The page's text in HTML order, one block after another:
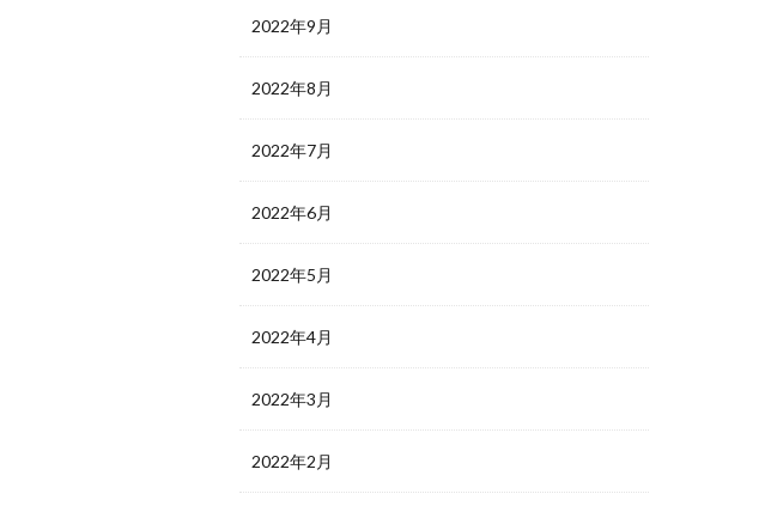
2022年9月
2022年8月
2022年7月
2022年6月
2022年5月
2022年4月
2022年3月
2022年2月